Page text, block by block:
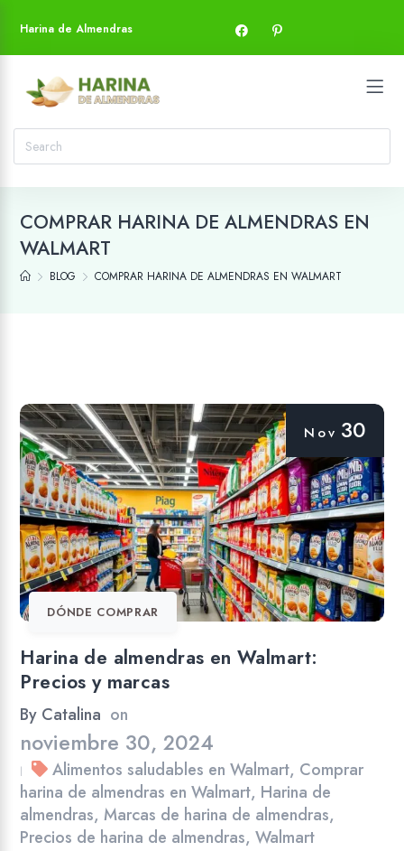
Harina de Almendras
COMPRAR HARINA DE ALMENDRAS EN
WALMART
BLOG COMPRAR HARINA DE ALMENDRAS EN WALMART
Nov 30
DÓNDE COMPRAR
Harina de almendras en Walmart:
Precios y marcas
By Catalina on
noviembre 30, 2024
| Alimentos saludables en Walmart, Comprar
harina de almendras en Walmart, Harina de
almendras,Marcas de harina de almendras,
Precios de harina de almendras,Walmart